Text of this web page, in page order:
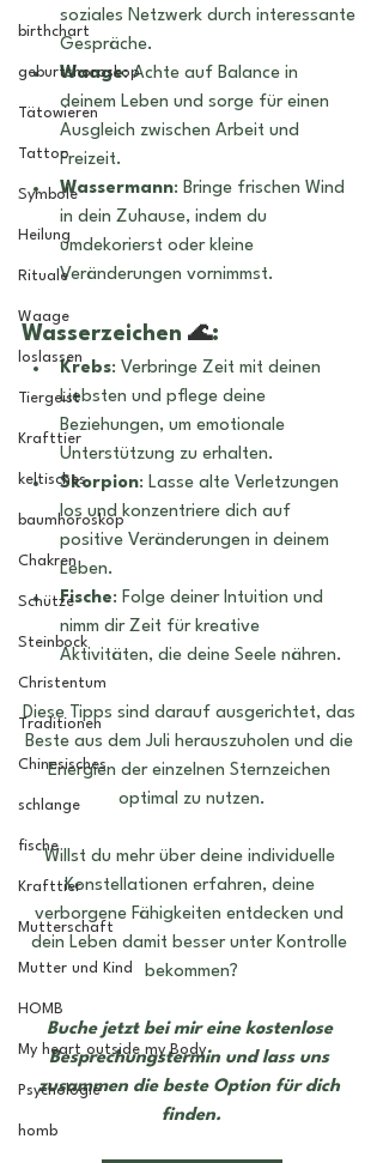
birthchart
geburtshoroskop
Tätowieren
Tattoo
Symbole
Heilung
Rituale
Waage
loslassen
Tiergeist
Krafttier
keltisches
baumhoroskop
Chakren
Schütze
Steinbock
Christentum
Traditionen
Chinesisches
schlange
fische
Krafttier
Mutterschaft
Mutter und Kind
HOMB
My heart outside my Body
Psychologie
homb
soziales Netzwerk durch interessante
Gespräche.
Waage: Achte auf Balance in
deinem Leben und sorge für einen
Ausgleich zwischen Arbeit und
Freizeit.
Wassermann: Bringe frischen Wind
in dein Zuhause, indem du
umdekorierst oder kleine
Veränderungen vornimmst.
Wasserzeichen 🌊:
Krebs: Verbringe Zeit mit deinen
Liebsten und pflege deine
Beziehungen, um emotionale
Unterstützung zu erhalten.
Skorpion: Lasse alte Verletzungen
los und konzentriere dich auf
positive Veränderungen in deinem
Leben.
Fische: Folge deiner Intuition und
nimm dir Zeit für kreative
Aktivitäten, die deine Seele nähren.
Diese Tipps sind darauf ausgerichtet, das
Beste aus dem Juli herauszuholen und die
Energien der einzelnen Sternzeichen
optimal zu nutzen.
Willst du mehr über deine individuelle
Konstellationen erfahren, deine
verborgene Fähigkeiten entdecken und
dein Leben damit besser unter Kontrolle
bekommen?
Buche jetzt bei mir eine kostenlose
Besprechungstermin und lass uns
zusammen die beste Option für dich
finden.